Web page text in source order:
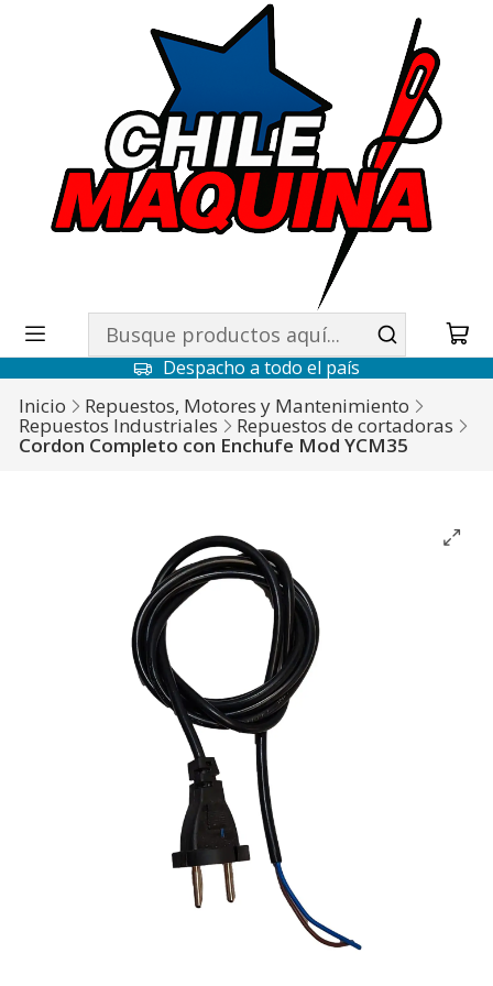
Despacho a todo el país
Inicio Repuestos, Motores y Mantenimiento
Repuestos Industriales Repuestos de cortadoras
Cordon Completo con Enchufe Mod YCM35